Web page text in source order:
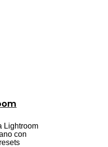
Lightroom
con